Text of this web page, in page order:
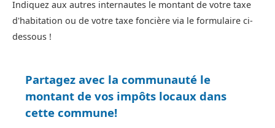
Indiquez aux autres internautes le montant de votre taxe
d'habitation ou de votre taxe foncière via le formulaire ci-
dessous !
Partagez avec la communauté le
montant de vos impôts locaux dans
cette commune!